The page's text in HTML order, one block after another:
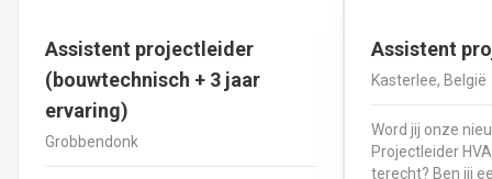
Assistent projectleider
(bouwtechnisch + 3 jaar
ervaring)
Grobbendonk
Assistent
Kasterlee, België
Word jij onze
Projectleider HVAC? 🏠 Waar
terecht? Ben jij een technisch